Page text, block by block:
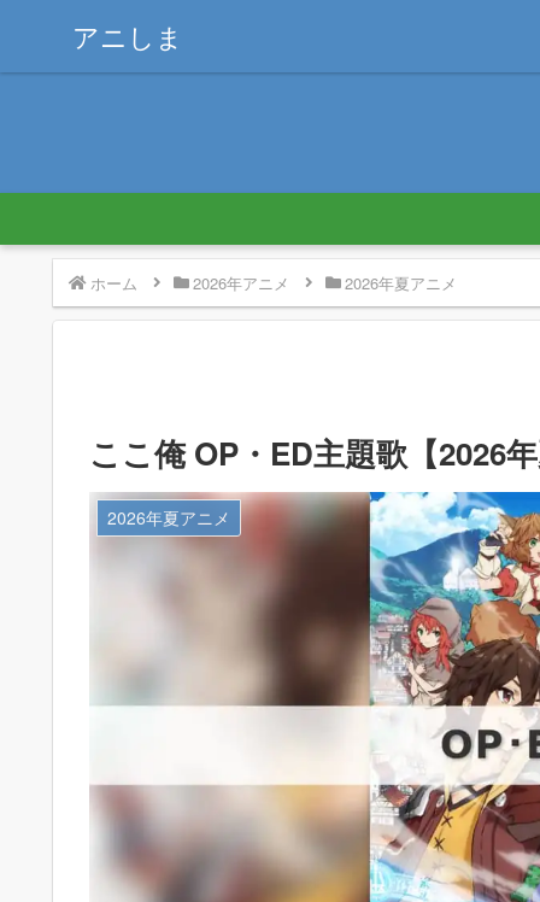
アニしま
ホーム 2026年アニメ 2026年夏アニメ
ここ俺 OP・ED主題歌【2026
2026年夏アニメ